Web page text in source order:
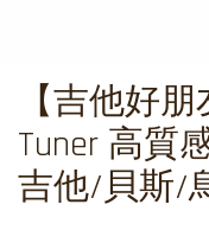
【吉他好朋
Tuner 高質
吉他/貝斯/